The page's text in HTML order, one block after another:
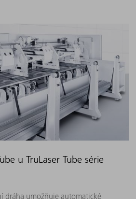
u TruLaser Tube série
dráha umožňuje automatické